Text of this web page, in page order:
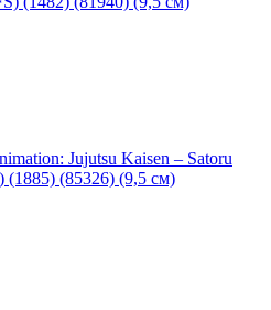
Jujutsu Kaisen – Satoru
(1885) (85326) (9,5 см)